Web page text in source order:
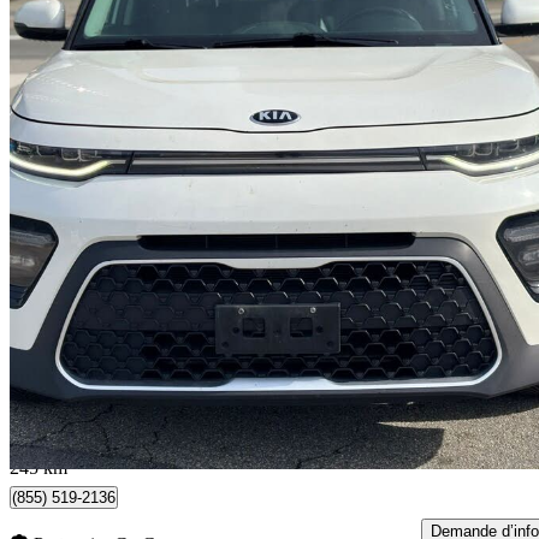
EX FWD143 875 km
12 999 $ Bonne
228 $/mois env.
Burnaby, BC
245 km
(855) 519-2136
Demande d’info